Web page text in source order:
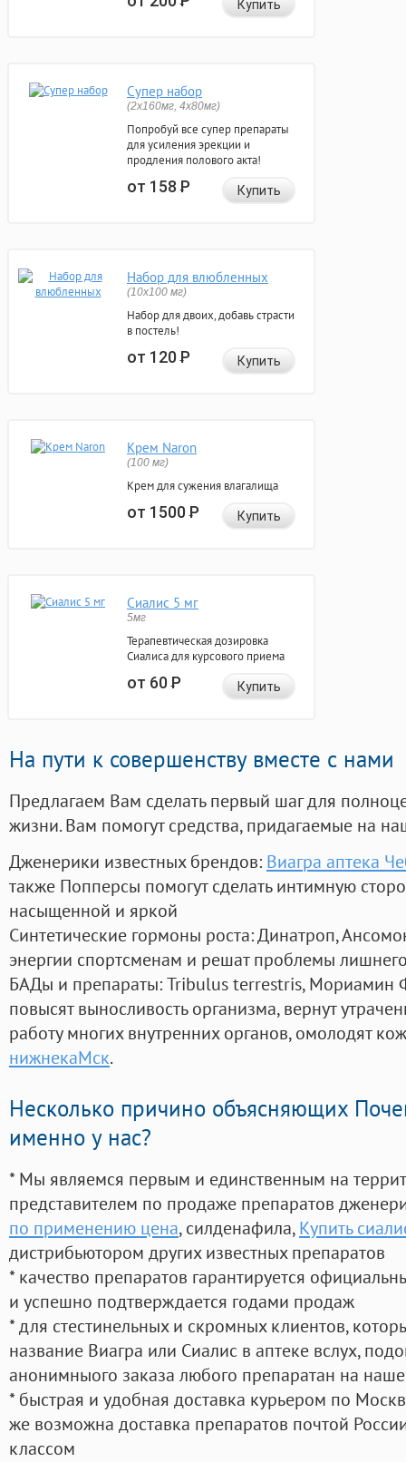
Купить
Супер набор
(2х160мг, 4х80мг)
Попробуй все супер препараты
для усиления эрекции и
продления полового акта!
от 158Р Купить
Набор для влюбленных
(10х100 мг)
Набор для двоих, добавь страсти
в постель!
от 120Р Купить
Крем Naron
(100 мг)
Крем для сужения влагалища
от 1500Р Купить
Сиалис 5 мг
5мг
Терапевтическая дозировка
Сиалиса для курсового приема
от 60Р Купить
На пути к совершенству вместе с нами
Предлагаем Вам сделать первый шаг для
жизни. Вам помогут средства, придагаемые на
Дженерики известных брендов: Виагра аптека
также Попперсы помогут сделать интимную
насыщенной и яркой
Синтетические гормоны роста: Динатроп,
энергии спортсменам и решат проблемы
БАДы и препараты:Tribulus terrestris, Мориамин
повысят выносливость организма, вернут
работу многих внутренних органов, омолодят
нижнекаМск.
Несколько причино объясняющих
именно у нас?
* Мы являемся первым и единственным на
представителем по продаже препаратов
по применению цена, силденафила, Купить
дистрибьютором других известных препаратов
* качество препаратов гарантируется
и успешно подтверждается годами продаж
* для стестинельных и скромных клиентов,
название Виагра или Сиалис в аптеке вслух,
анонимныого заказа любого препаратан на
* быстрая и удобная доставка курьером по
же возможна доставка препаратов почтой
классом